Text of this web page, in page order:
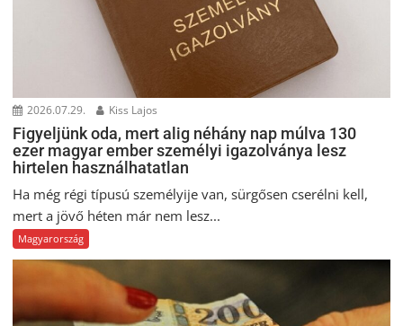
2026.07.29. Kiss Lajos
Figyeljünk oda, mert alig néhány nap múlva 130
ezer magyar ember személyi igazolványa lesz
hirtelen használhatatlan
Ha még régi típusú személyije van, sürgősen cserélni kell,
mert a jövő héten már nem lesz...
Magyarország